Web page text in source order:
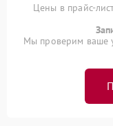
Цены в прайс-
Мы проверим ваше